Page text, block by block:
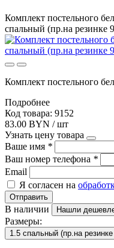
Комплект постельного
спальный (пр.на резинке
Комплект постельного
Подробнее
Код товара: 9152
83.00 BYN / шт
Узнать цену товара
Ваше имя *
Ваш номер телефона *
Email
Я согласен на
Отправить
В наличии Нашли
Размеры:
1.5 спальный (пр.на